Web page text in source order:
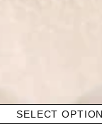
SELECT